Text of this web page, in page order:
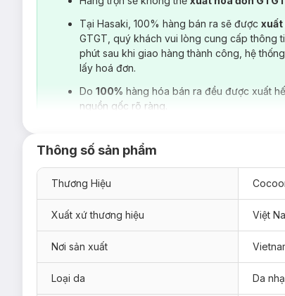
Tại Hasaki, 100% hàng bán ra sẽ được xuất
GTGT, quý khách vui lòng cung cấp thông
phút sau khi giao hàng thành công, hệ
lấy hoá đơn.
Do 100% hàng hóa bán ra đều được xuất
nguồn gốc rõ ràng.
Thông số sản phẩm
Thương Hiệu
Xuất xứ thương hiệu Việt
Nơi sản xuất
Loại da Da